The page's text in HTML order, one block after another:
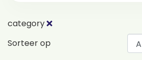
category
Sorteer op